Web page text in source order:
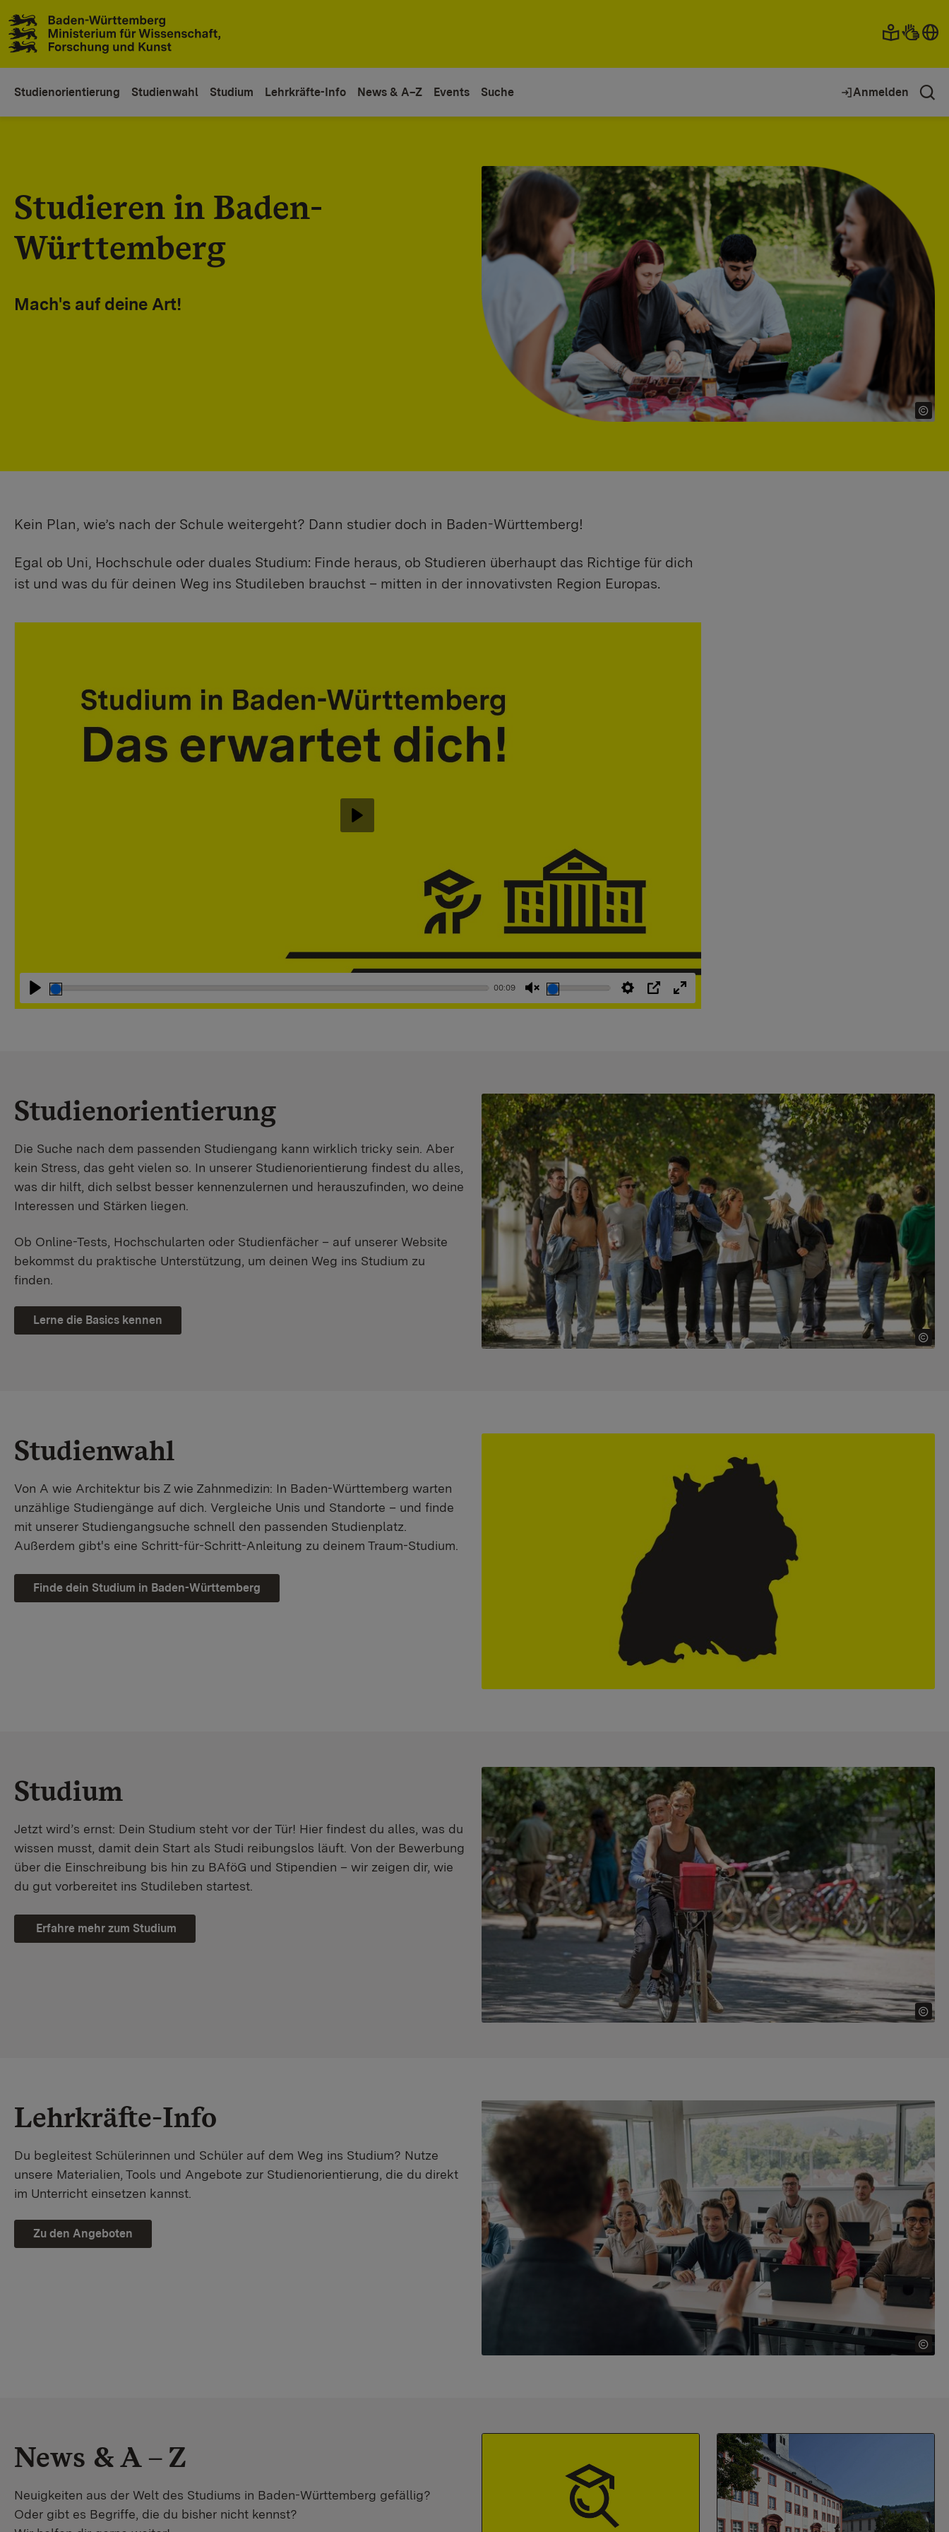
Studienorientierung Studienwahl Studium Lehrkräfte-Info News & A–Z Events Suche Anmelden
Studieren in Baden-
Württemberg
Mach's auf deine Art!
Kein Plan, wie’s nach der Schule weitergeht? Dann studier doch in Baden-Württemberg!
Egal ob Uni, Hochschule oder duales Studium: Finde heraus, ob Studieren überhaupt das Richtige für dich
ist und was du für deinen Weg ins Studileben brauchst – mitten in der innovativsten Region Europas.
Abspielen
00:09
StummschaltungEinstellungen
PIP Vollbild
Abspielen
Studienorientierung
Die Suche nach dem passenden Studiengang kann wirklich tricky sein. Aber
kein Stress, das geht vielen so. In unserer Studienorientierung findest du alles,
was dir hilft, dich selbst besser kennenzulernen und herauszufinden, wo deine
Interessen und Stärken liegen.
Ob Online-Tests, Hochschularten oder Studienfächer – auf unserer Website
bekommst du praktische Unterstützung, um deinen Weg ins Studium zu
finden.
Lerne die Basics kennen
Studienwahl
Von A wie Architektur bis Z wie Zahnmedizin: In Baden-Württemberg warten
unzählige Studiengänge auf dich. Vergleiche Unis und Standorte – und finde
mit unserer Studiengangsuche schnell den passenden Studienplatz.
Außerdem gibt's eine Schritt-für-Schritt-Anleitung zu deinem Traum-Studium.
Finde dein Studium in Baden-Württemberg
Studium
Jetzt wird’s ernst: Dein Studium steht vor der Tür! Hier findest du alles, was du
wissen musst, damit dein Start als Studi reibungslos läuft. Von der Bewerbung
über die Einschreibung bis hin zu BAföG und Stipendien – wir zeigen dir, wie
du gut vorbereitet ins Studileben startest.
Erfahre mehr zum Studium
Lehrkräfte-Info
Du begleitest Schülerinnen und Schüler auf dem Weg ins Studium? Nutze
unsere Materialien, Tools und Angebote zur Studienorientierung, die du direkt
im Unterricht einsetzen kannst.
Zu den Angeboten
News & A – Z
Neuigkeiten aus der Welt des Studiums in Baden-Württemberg gefällig?
Oder gibt es Begriffe, die du bisher nicht kennst?